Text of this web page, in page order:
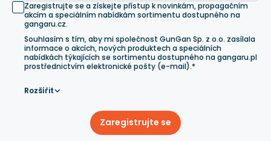
Zaregistrujte se a získejte přístup k novinkám, propagačním
akcím a speciálním nabídkám sortimentu dostupného na
gangaru.cz.
Souhlasím s tím, aby mi společnost GunGan Sp. z o.o. zasílala
informace o akcích, nových produktech a speciálních
nabídkách týkajících se sortimentu dostupného na gangaru.pl
prostřednictvím elektronické pošty (e-mail).*
Rozšířit
Zaregistrujte se